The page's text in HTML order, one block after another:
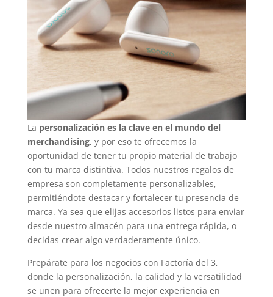
La personalización es la clave en el mundo del
merchandising, y por eso te ofrecemos la
oportunidad de tener tu propio material de trabajo
con tu marca distintiva. Todos nuestros regalos de
empresa son completamente personalizables,
permitiéndote destacar y fortalecer tu presencia de
marca. Ya sea que elijas accesorios listos para enviar
desde nuestro almacén para una entrega rápida, o
decidas crear algo verdaderamente único.
Prepárate para los negocios con Factoría del 3,
donde la personalización, la calidad y la versatilidad
se unen para ofrecerte la mejor experiencia en